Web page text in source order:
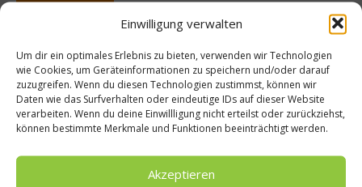
Einwilligung verwalten
Um dir ein optimales Erlebnis zu bieten, verwenden wir Technologien
wie Cookies, um Geräteinformationen zu speichern und/oder darauf
zuzugreifen. Wenn du diesen Technologien zustimmst, können wir
Daten wie das Surfverhalten oder eindeutige IDs auf dieser Website
verarbeiten. Wenn du deine Einwillligung nicht erteilst oder zurückziehst,
können bestimmte Merkmale und Funktionen beeinträchtigt werden.
Akzeptieren
Was isst
Die VW-